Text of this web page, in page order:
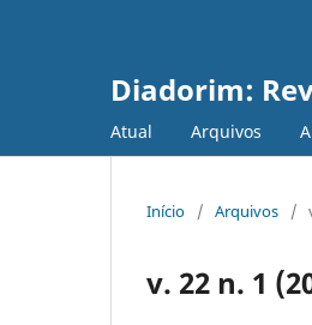
Diadorim:
Atual Arquivos
Início / Arquivos /
v. 22 n. 1